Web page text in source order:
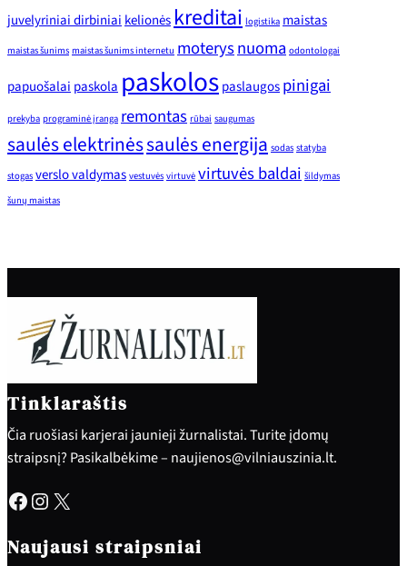
juvelyriniai dirbiniai kelionės kreditai logistika maistas
maistas šunims maistas šunims internetu moterysnuoma odontologai
papuošalai paskola paskolospaslaugospinigai
prekyba programinė įranga remontas rūbai saugumas
saulės elektrinėssaulės energija sodas statyba
stogas verslo valdymas vestuvės virtuvė virtuvės baldai šildymas
šunų maistas
Tinklaraštis
Čia ruošiasi karjerai jaunieji žurnalistai. Turite įdomų
straipsnį? Pasikalbėkime – naujienos@vilniauszinia.lt.
Facebook Instagram X
Naujausi straipsniai